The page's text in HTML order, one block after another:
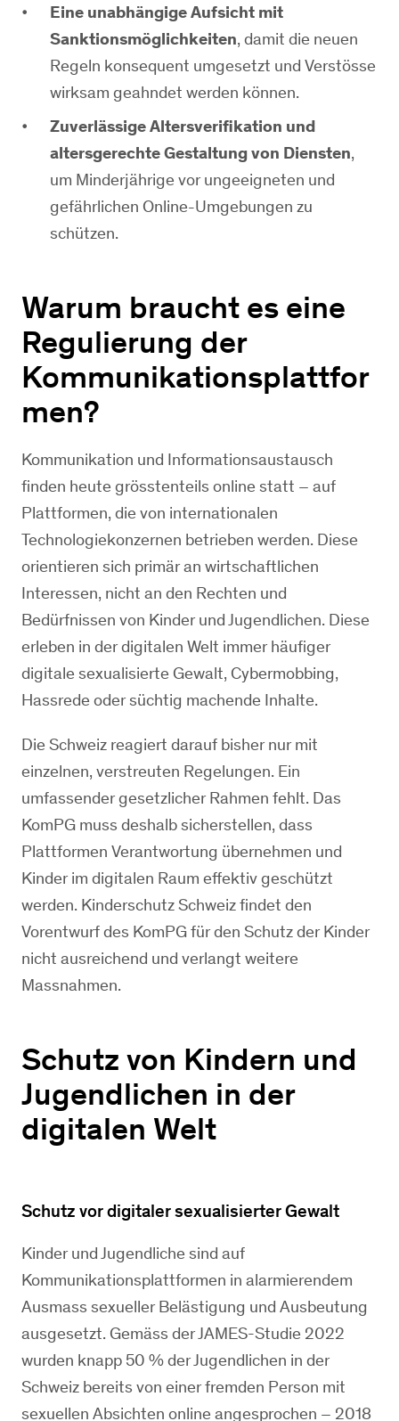
Eine unabhängige Aufsicht mit
Sanktionsmöglichkeiten, damit die neuen
Regeln konsequent umgesetzt und Verstösse
wirksam geahndet werden können.
Zuverlässige Altersverifikation und
altersgerechte Gestaltung von Diensten,
um Minderjährige vor ungeeigneten und
gefährlichen Online-Umgebungen zu
schützen.
Warum braucht es eine
Regulierung der
Kommunikationsplattfor
men?
Kommunikation und Informationsaustausch
finden heute grösstenteils online statt – auf
Plattformen, die von internationalen
Technologiekonzernen betrieben werden. Diese
orientieren sich primär an wirtschaftlichen
Interessen, nicht an den Rechten und
Bedürfnissen von Kinder und Jugendlichen. Diese
erleben in der digitalen Welt immer häufiger
digitale sexualisierte Gewalt, Cybermobbing,
Hassrede oder süchtig machende Inhalte.
Die Schweiz reagiert darauf bisher nur mit
einzelnen, verstreuten Regelungen. Ein
umfassender gesetzlicher Rahmen fehlt. Das
KomPG muss deshalb sicherstellen, dass
Plattformen Verantwortung übernehmen und
Kinder im digitalen Raum effektiv geschützt
werden. Kinderschutz Schweiz findet den
Vorentwurf des KomPG für den Schutz der Kinder
nicht ausreichend und verlangt weitere
Massnahmen.
Schutz von Kindern und
Jugendlichen in der
digitalen Welt
Schutz vor digitaler sexualisierter Gewalt
Kinder und Jugendliche sind auf
Kommunikationsplattformen in alarmierendem
Ausmass sexueller Belästigung und Ausbeutung
ausgesetzt. Gemäss der JAMES-Studie 2022
wurden knapp 50 % der Jugendlichen in der
Schweiz bereits von einer fremden Person mit
sexuellen Absichten online angesprochen – 2018